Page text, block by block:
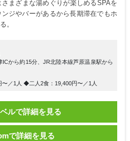
まざまな湯めぐりが楽しめるSPAを
ジやバーがあるから長期滞在でもホ
。
から約15分、JR北陸本線芦原温泉駅から
／1人 ◆二人2食：19,400円〜／1人
ルで詳細を見る
で詳細を見る